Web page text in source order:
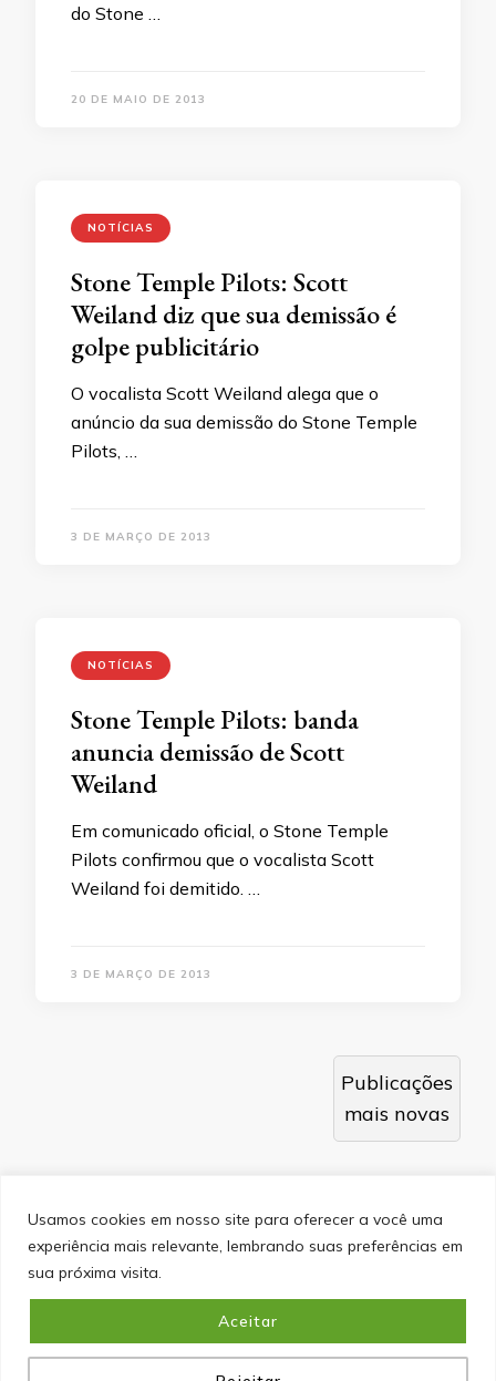
Usamos cookies em nosso site para oferecer a você uma
experiência mais relevante, lembrando suas preferências em
sua próxima visita.
Aceitar
do Stone …
20 DE MAIO DE 2013
NOTÍCIAS
Stone Temple Pilots: Scott
Weiland diz que sua demissão é
golpe publicitário
O vocalista Scott Weiland alega que o
anúncio da sua demissão do Stone Temple
Pilots, …
3 DE MARÇO DE 2013
NOTÍCIAS
Stone Temple Pilots: banda
anuncia demissão de Scott
Weiland
Em comunicado oficial, o Stone Temple
Pilots confirmou que o vocalista Scott
Weiland foi demitido. …
3 DE MARÇO DE 2013
Publicações
mais novas
&cópia; Direitos Autorais 2026Portal do Inferno
direitos reservados.Blossom PinIt | Desenvolvido por
Blossom Themes. Desenvolvido porWordPress.Política
SITEMAP POLÍTICA DE PRIVACIDADE
EQUIPE